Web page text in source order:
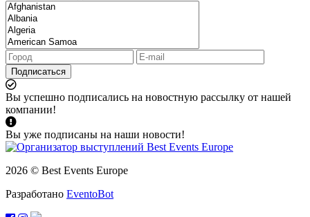
Подписаться
Вы успешно подписались на новостную рассылку от нашей
компании!
Вы уже подписаны на наши новости!
2026 © Best Events Europe
Разработано EventoBot